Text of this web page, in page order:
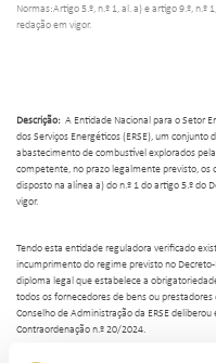
Normas:Artigo 5.º, n.º 1, al. a) e artigo 9.º,
redação em vigor.
Descrição: A Entidade Nacional para o Setor
dos Serviços Energéticos (ERSE), um
abastecimento de combustível explorados
competente, no prazo legalmente previsto, os
disposto na alínea a) do n.º 1 do artigo 5.º do
vigor.
Tendo esta entidade reguladora verificado
incumprimento do regime previsto no
diploma legal que estabelece a
todos os fornecedores de bens ou
Conselho de Administração da ERSE
Contraordenação n.º 20/2024.